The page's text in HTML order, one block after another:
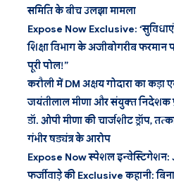
समिति के बीच उलझा मामला
Expose Now Exclusive:
शिक्षा विभाग के अजीबोगरीब फरमान
पूरी पोल!”
करौली में DM अक्षय गोदारा का कड़ा
जयंतीलाल मीणा और संयुक्त निदेशक
डॉ. ओपी मीणा की चार्जशीट ड्रॉप,
गंभीर षड्यंत्र के आरोप
Expose Now स्पेशल इन्वेस्टिगेशन:
फर्जीवाड़े की Exclusive कहानी: